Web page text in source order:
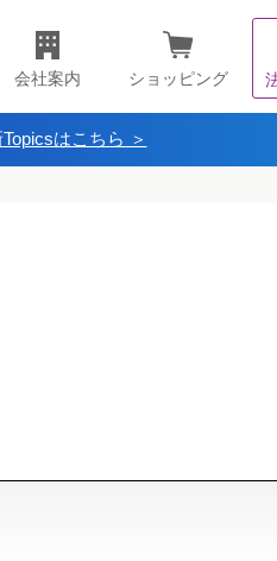
会社案内 ショッピング
はこちら ＞